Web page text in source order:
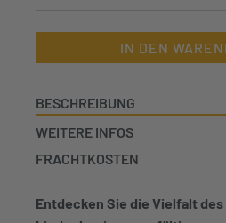
IN DEN
BESCHREIBUNG
WEITERE INFOS
FRACHTKOSTEN
Entdecken Sie die Vielfalt